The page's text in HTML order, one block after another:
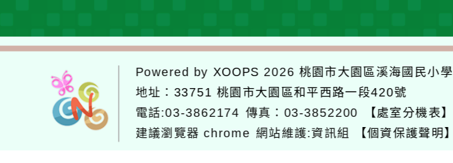
單
Powered by XOOPS 2026桃園市大園區溪海國民小學
地址： 33751 桃園市大園區和平西路一段420號
電話:03-3862174 傳真：03-3852200
【處室分機表】
建議瀏覽器 chrome 網站維護:資訊組 【個資保護聲明】